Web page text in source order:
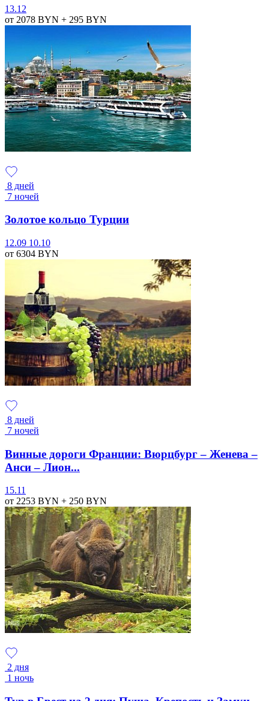
13.12
от 2078 BYN + 295 BYN
8 дней
7 ночей
Золотое кольцо Турции
12.09 10.10
от 6304 BYN
8 дней
7 ночей
Винные дороги Франции: Вюрцбург – Женева –
Анси – Лион...
15.11
от 2253 BYN + 250 BYN
2 дня
1 ночь